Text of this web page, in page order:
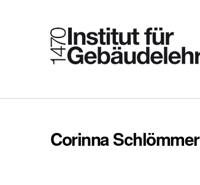
Corinna Schlömmer